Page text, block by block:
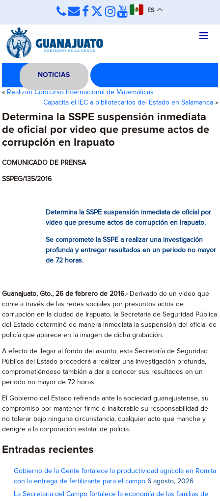
ES
NOTICIAS
« Realizan Concurso Internacional de Matemáticas
Capacita el IEC a bibliotecarios del Estado en Salamanca»
Determina la SSPE suspensión inmediata
de oficial por video que presume actos de
corrupción en Irapuato
COMUNICADO DE PRENSA
SSPEG/135/2016
Determina la SSPE suspensión inmediata de oficial por
video que presume actos de corrupción en Irapuato.
Se compromete la SSPE a realizar una investigación
profunda y entregar resultados en un periodo no mayor
de 72 horas.
Guanajuato, Gto., 26 de febrero de 2016.- Derivado de un video que
corre a través de las redes sociales por presuntos actos de
corrupción en la ciudad de Irapuato, la Secretaría de Seguridad Pública
del Estado determinó de manera inmediata la suspensión del oficial de
policía que aparece en la imagen de dicha grabación.
A efecto de llegar al fondo del asunto, esta Secretaría de Seguridad
Pública del Estado procederá a realizar una investigación profunda,
comprometiéndose también a dar a conocer sus resultados en un
periodo no mayor de 72 horas.
El Gobierno del Estado refrenda ante la sociedad guanajuatense, su
compromiso por mantener firme e inalterable su responsabilidad de
no tolerar bajo ninguna circunstancia, cualquier acto que manche y
denigre a la corporación estatal de policía.
Entradas recientes
Gobierno de la Gente fortalece la productividad agrícola en Romita
con la entrega de fertilizante para el campo 6 agosto, 2026
La Secretaria del Campo fortalece la economía de las familias de